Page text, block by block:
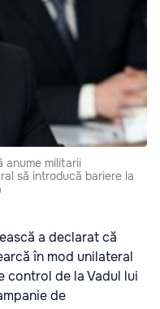
anume militarii
să introducă bariere la
a declarat că
în mod unilateral
control de la Vadul lui
de